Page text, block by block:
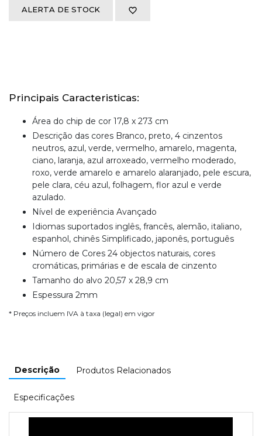
ALERTA DE STOCK
Principais Caracteristicas:
Área do chip de cor 17,8 x 273 cm
Descrição das cores Branco, preto, 4 cinzentos
neutros, azul, verde, vermelho, amarelo, magenta,
ciano, laranja, azul arroxeado, vermelho moderado,
roxo, verde amarelo e amarelo alaranjado, pele escura,
pele clara, céu azul, folhagem, flor azul e verde
azulado.
Nível de experiência Avançado
Idiomas suportados inglês, francês, alemão, italiano,
espanhol, chinês Simplificado, japonês, português
Número de Cores 24 objectos naturais, cores
cromáticas, primárias e de escala de cinzento
Tamanho do alvo 20,57 x 28,9 cm
Espessura 2mm
* Preços incluem IVA à taxa (legal) em vigor
Descrição Produtos Relacionados
Especificações